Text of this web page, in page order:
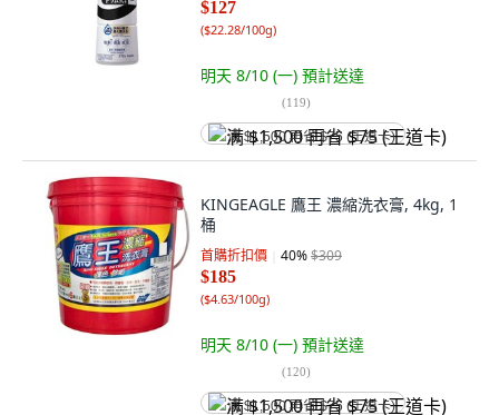
$127
($22.28/100g)
明天 8/10 (一) 預計送達
(119)
满 $1,500 再省 $75 (王道卡)
KINGEAGLE 鷹王 濃縮洗衣膏, 4kg, 1
桶
首購折扣價 40%$309
$185
($4.63/100g)
明天 8/10 (一) 預計送達
(120)
满 $1,500 再省 $75 (王道卡)